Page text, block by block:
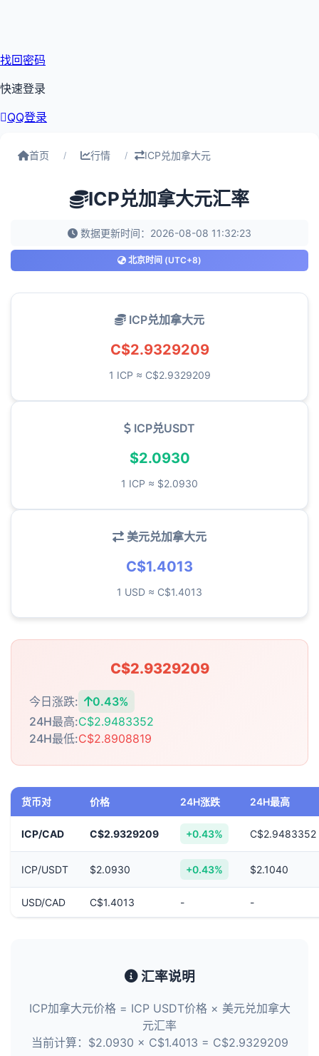
找回密码
快速登录
QQ登录
首页 / 行情 / ICP兑加拿大元
ICP兑加拿大元汇率
数据更新时间：2026-08-08 11:32:23
北京时间 (UTC+8)
ICP兑加拿大元
C$2.9329209
1 ICP ≈ C$2.9329209
ICP兑USDT
$2.0930
1 ICP ≈ $2.0930
美元兑加拿大元
C$1.4013
1 USD ≈ C$1.4013
C$2.9329209
今日涨跌:
0.43%
24H最高:C$2.9483352
24H最低:C$2.8908819
货币对 价格 24H涨跌 24H最高
ICP/CAD C$2.9329209 +0.43% C$2.9483352
ICP/USDT $2.0930 +0.43% $2.1040
USD/CAD C$1.4013 - -
汇率说明
ICP加拿大元价格 = ICP USDT价格 × 美元兑加拿大
元汇率
当前计算：$2.0930 × C$1.4013 = C$2.9329209